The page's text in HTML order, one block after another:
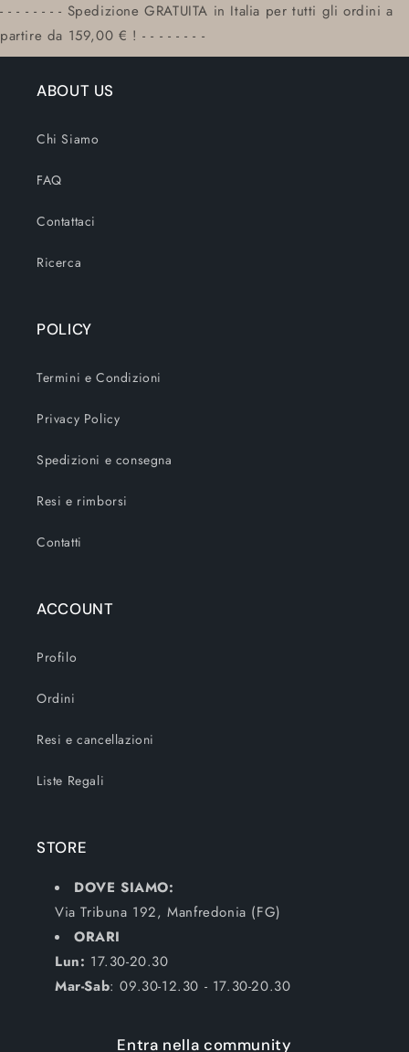
- - - - - - - - Spedizione GRATUITA in Italia per tutti gli ordini a
partire da 159,00 € ! - - - - - - - -
ABOUT US
Chi Siamo
FAQ
Contattaci
Ricerca
POLICY
Termini e Condizioni
Privacy Policy
Spedizioni e consegna
Resi e rimborsi
Contatti
ACCOUNT
Profilo
Ordini
Resi e cancellazioni
Liste Regali
STORE
DOVE SIAMO:
Via Tribuna 192, Manfredonia (FG)
ORARI
Lun: 17.30-20.30
Mar-Sab: 09.30-12.30 - 17.30-20.30
Entra nella community